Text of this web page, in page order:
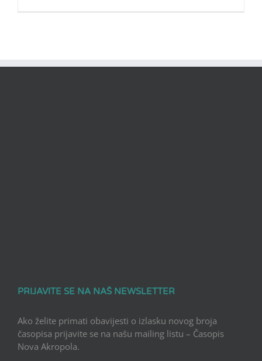
PRIJAVITE SE NA NAŠ NEWSLETTER
Ako želite primati obavijesti o izlasku novog broja
časopisa prijavite se na našu mailing listu – Časopis
Nova Akropola.